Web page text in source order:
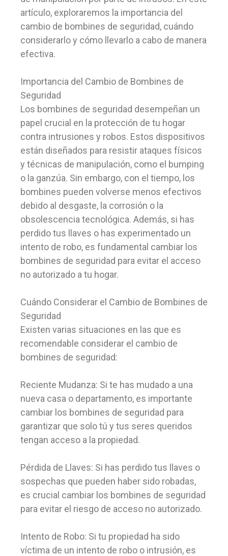
artículo, exploraremos la importancia del
cambio de bombines de seguridad, cuándo
considerarlo y cómo llevarlo a cabo de manera
efectiva.
Importancia del Cambio de Bombines de
Seguridad
Los bombines de seguridad desempeñan un
papel crucial en la protección de tu hogar
contra intrusiones y robos. Estos dispositivos
están diseñados para resistir ataques físicos
y técnicas de manipulación, como el bumping
o la ganzúa. Sin embargo, con el tiempo, los
bombines pueden volverse menos efectivos
debido al desgaste, la corrosión o la
obsolescencia tecnológica. Además, si has
perdido tus llaves o has experimentado un
intento de robo, es fundamental cambiar los
bombines de seguridad para evitar el acceso
no autorizado a tu hogar.
Cuándo Considerar el Cambio de Bombines de
Seguridad
Existen varias situaciones en las que es
recomendable considerar el cambio de
bombines de seguridad:
Reciente Mudanza: Si te has mudado a una
nueva casa o departamento, es importante
cambiar los bombines de seguridad para
garantizar que solo tú y tus seres queridos
tengan acceso a la propiedad.
Pérdida de Llaves: Si has perdido tus llaves o
sospechas que pueden haber sido robadas,
es crucial cambiar los bombines de seguridad
para evitar el riesgo de acceso no autorizado.
Intento de Robo: Si tu propiedad ha sido
víctima de un intento de robo o intrusión, es